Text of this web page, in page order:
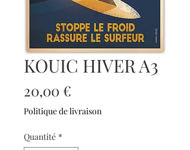
KOUIC HIVER A3
20,00 €
Politique de livraison
Quantité *